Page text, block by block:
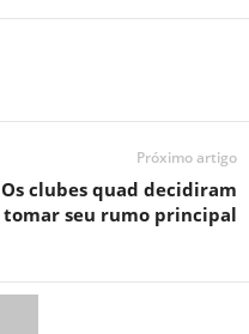
Próximo artigo
Os clubes quad decidiram
tomar seu rumo principal